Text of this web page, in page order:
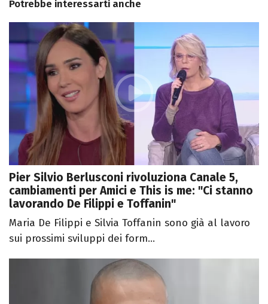
Potrebbe interessarti anche
Pier Silvio Berlusconi rivoluziona Canale 5,
cambiamenti per Amici e This is me: "Ci stanno
lavorando De Filippi e Toffanin"
Maria De Filippi e Silvia Toffanin sono già al lavoro
sui prossimi sviluppi dei form...